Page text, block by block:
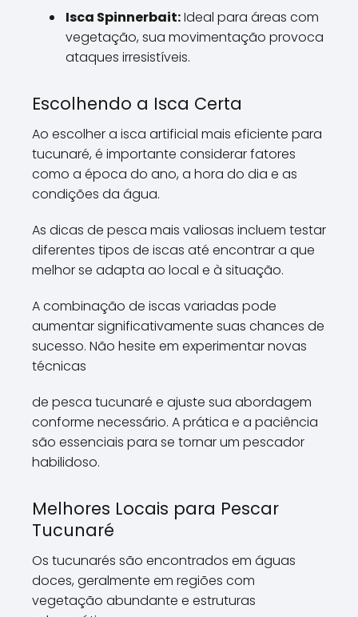
Isca Spinnerbait:Ideal para áreas com
vegetação, sua movimentação provoca
ataques irresistíveis.
Escolhendo a Isca Certa
Ao escolher a isca artificial mais eficiente para
tucunaré, é importante considerar fatores
como a época do ano, a hora do dia e as
condições da água.
As dicas de pesca mais valiosas incluem testar
diferentes tipos de iscas até encontrar a que
melhor se adapta ao local e à situação.
A combinação de iscas variadas pode
aumentar significativamente suas chances de
sucesso. Não hesite em experimentar novas
técnicas
de pesca tucunaré e ajuste sua abordagem
conforme necessário. A prática e a paciência
são essenciais para se tornar um pescador
habilidoso.
Melhores Locais para Pescar
Tucunaré
Os tucunarés são encontrados em águas
doces, geralmente em regiões com
vegetação abundante e estruturas